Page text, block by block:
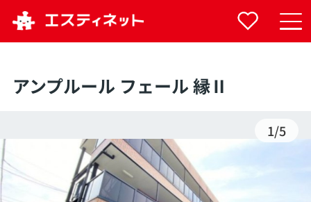
アンプルール フェール 縁Ⅱ
1/5